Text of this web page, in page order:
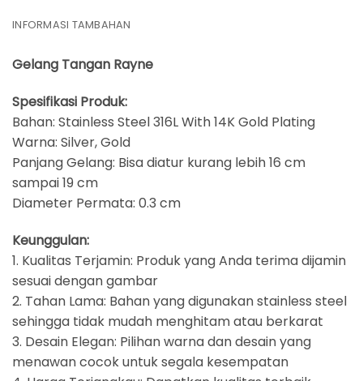
INFORMASI TAMBAHAN
Gelang Tangan Rayne
Spesifikasi Produk:
Bahan: Stainless Steel⁣ 316L With 14K Gold Plating
Warna: Silver, Gold
Panjang Gelang: Bisa diatur kurang lebih 16 cm
sampai 19 cm⁣⁣⁣⁣⁣
Diameter Permata: 0.3 cm
Keunggulan:
1. Kualitas Terjamin: Produk yang Anda terima dijamin
sesuai dengan gambar
2. Tahan Lama: Bahan yang digunakan stainless steel
sehingga tidak mudah menghitam atau berkarat
3. Desain Elegan: Pilihan warna dan desain yang
menawan cocok untuk segala kesempatan